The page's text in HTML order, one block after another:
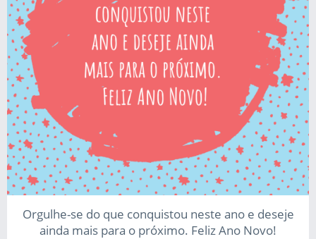
Orgulhe-se do que conquistou neste ano e deseje
ainda mais para o próximo. Feliz Ano Novo!